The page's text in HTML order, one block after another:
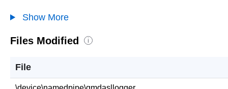
Show More
Files Modified i
File